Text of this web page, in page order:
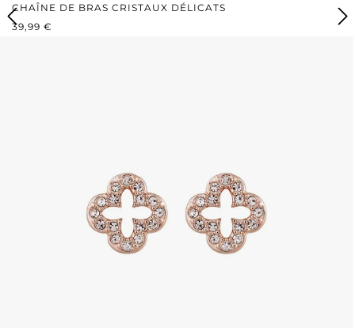
CHAÎNE DE BRAS CRISTAUX DÉLICATS
PRIX RÉGULIER :
39,99 €